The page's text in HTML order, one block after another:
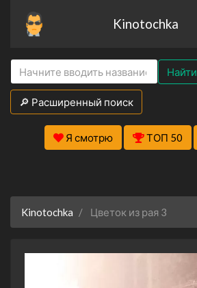
Kinotochka
Найти
🔎 Расширенный поиск
Я смотрю ТОП 50
Kinotochka Цветок из рая 3